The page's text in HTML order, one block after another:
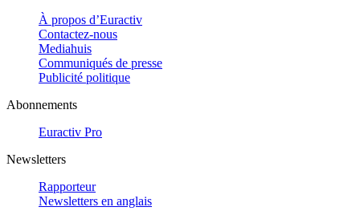
À propos d’Euractiv
Contactez-nous
Mediahuis
Communiqués de presse
Publicité politique
Abonnements
Euractiv Pro
Newsletters
Rapporteur
Newsletters en anglais